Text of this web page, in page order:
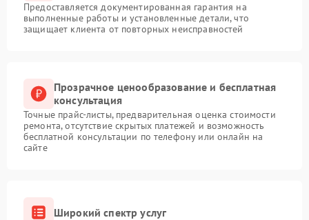
Предоставляется документированная гарантия на
выполненные работы и установленные детали, что
защищает клиента от повторных неисправностей
Прозрачное ценообразование и бесплатная
консультация
Точные прайс-листы, предварительная оценка стоимости
ремонта, отсутствие скрытых платежей и возможность
бесплатной консультации по телефону или онлайн на
сайте
Широкий спектр услуг